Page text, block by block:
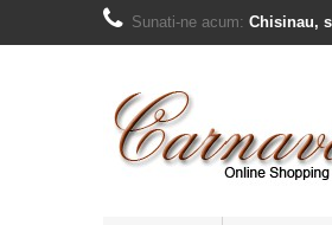
Sunati-ne acum: Chisinau,